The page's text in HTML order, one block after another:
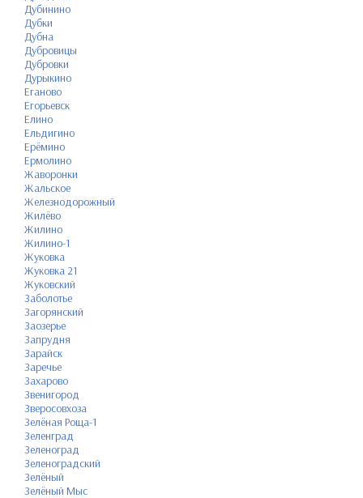
Дубинино
Дубки
Дубна
Дубровицы
Дубровки
Дурыкино
Еганово
Егорьевск
Елино
Ельдигино
Ерёмино
Ермолино
Жаворонки
Жальское
Железнодорожный
Жилёво
Жилино
Жилино-1
Жуковка
Жуковка 21
Жуковский
Заболотье
Загорянский
Заозерье
Запрудня
Зарайск
Заречье
Захарово
Звенигород
Зверосовхоза
Зелёная Роща-1
Зеленград
Зеленоград
Зеленоградский
Зелёный
Зелёный Мыс